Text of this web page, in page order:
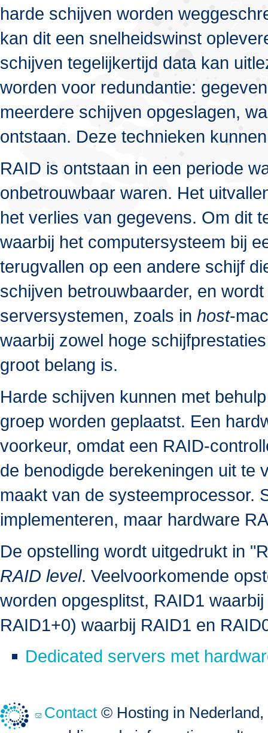
harde schijven worden
kan dit een snelheidswinst
schijven tegelijkertijd data kan
worden voor redundantie:
meerdere schijven opgeslagen,
ontstaan. Deze technieken
RAID is ontstaan in een periode
onbetrouwbaar waren. Het
het verlies van gegevens. Om dit
waarbij het computersysteem bij
terugvallen op een andere schijf
schijven betrouwbaarder, en
serversystemen, zoals in host-
waarbij zowel hoge
groot belang is.
Harde schijven kunnen met
groep worden geplaatst. Een
voorkeur, omdat een RAID-
de benodigde berekeningen uit te
maakt van de systeemprocessor.
implementeren, maar hardware
De opstelling wordt uitgedrukt in
RAID level. Veelvoorkomende
worden opgesplitst, RAID1
RAID1+0) waarbij RAID1 en
Dedicated servers met
Contact © Hosting in